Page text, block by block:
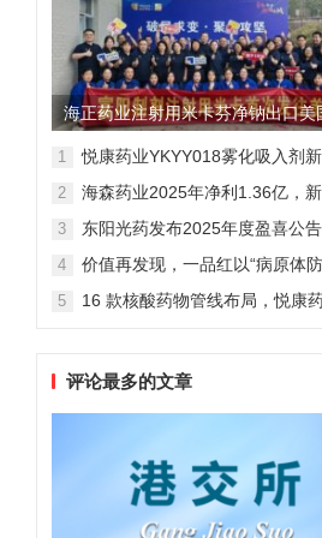
海正药业注射用米卡芬净钠出口美
制剂全球化迈出关键一步
1
悦康药业YKYY018雾化吸入剂
感染防治
2
海森药业2025年净利1.36亿，
3
东阳光药发布2025年度盈喜公
维度
4
价值再发现，一品红以“病原体
5
16 款核酸药物管线布局，悦康
评论最多的文章